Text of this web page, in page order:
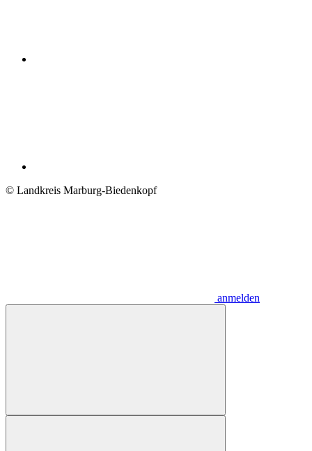
© Landkreis Marburg-Biedenkopf
anmelden